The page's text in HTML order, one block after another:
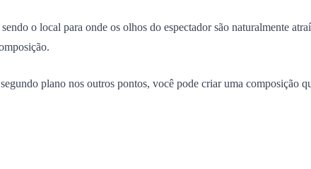
o local para onde os olhos do espectador são naturalmente
plano nos outros pontos, você pode criar uma composição